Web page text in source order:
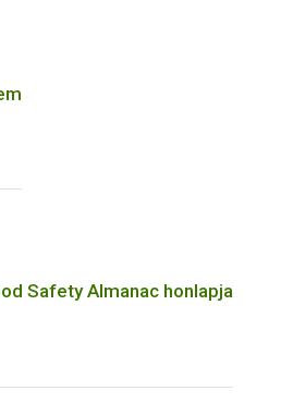
Safety Almanac honlapja